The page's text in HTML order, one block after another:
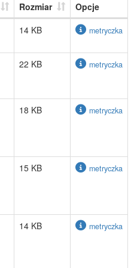
Rozmiar
Opcje
14 KB metryczka
22 KB metryczka
18 KB metryczka
15 KB metryczka
14 KB metryczka